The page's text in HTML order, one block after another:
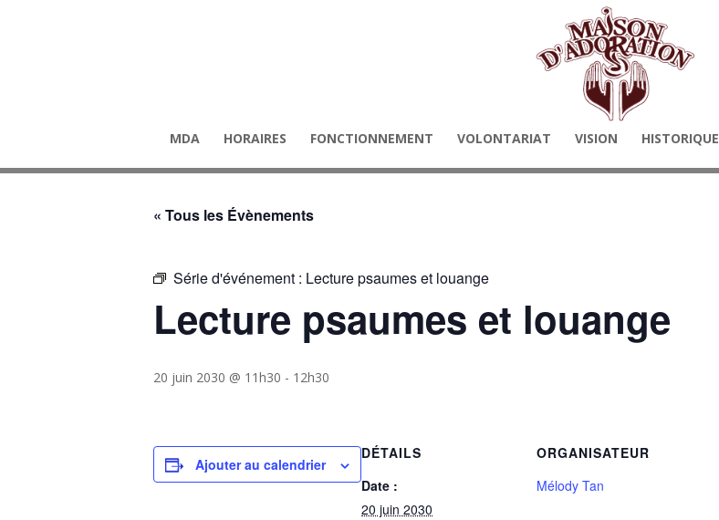
MDA HORAIRES FONCTIONNEMENT VOLONTARIAT VISION HISTORIQUE
« Tous les Évènements
Série d'événement : Lecture psaumes et louange
Lecture psaumes et louange
20 juin 2030 @ 11h30 - 12h30
Ajouter au calendrier
DÉTAILS
Date :
20 juin 2030
ORGANISATEUR
Mélody Tan